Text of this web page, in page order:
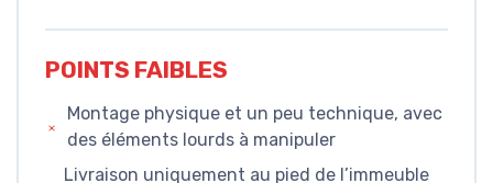
POINTS FAIBLES
Montage physique et un peu technique, avec
des éléments lourds à manipuler
Livraison uniquement au pied de l’immeuble